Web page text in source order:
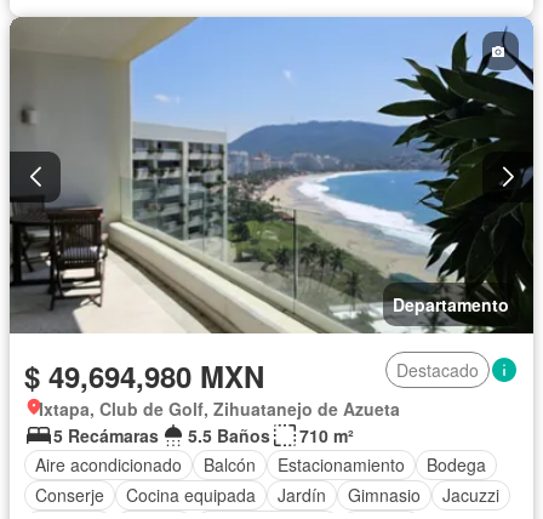
Departamento
$ 49,694,980 MXN
Destacado
Ixtapa, Club de Golf, Zihuatanejo de Azueta
5 Recámaras
5.5 Baños
710 m²
Aire acondicionado
Balcón Estacionamiento
Bodega
Conserje
Cocina equipada Jardín Gimnasio
Jacuzzi